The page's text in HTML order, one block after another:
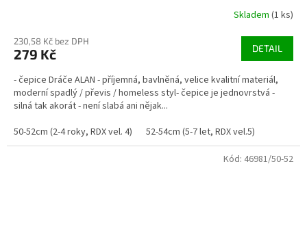
Skladem (1 ks)
230,58 Kč bez DPH
279 Kč DETAIL
- čepice Dráče ALAN - příjemná, bavlněná, velice kvalitní materiál,
moderní spadlý / převis / homeless styl- čepice je jednovrstvá -
silná tak akorát - není slabá ani nějak...
50-52cm (2-4 roky, RDX vel. 4)
52-54cm (5-7 let, RDX vel.5)
Kód: 46981/50-52